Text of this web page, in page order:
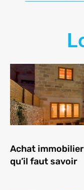
Achat
qu’il faut savoir